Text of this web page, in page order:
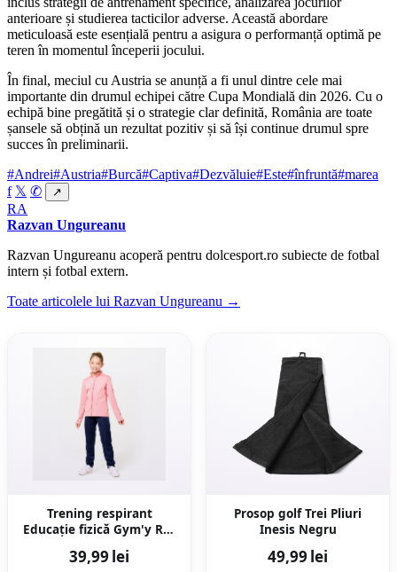
anterioare și studierea tacticilor adverse. Această abordare
meticuloasă este esențială pentru a asigura o performanță optimă pe
teren în momentul începerii jocului.
În final, meciul cu Austria se anunță a fi unul dintre cele mai
importante din drumul echipei către Cupa Mondială din 2026. Cu o
echipă bine pregătită și o strategie clar definită, România are toate
șansele să obțină un rezultat pozitiv și să își continue drumul spre
succes în preliminarii.
#Andrei#Austria#Burcă#Captiva#Dezvăluie#Este#înfruntă#marea
f 𝕏 ✆ ↗
RA
Razvan Ungureanu
Razvan Ungureanu acoperă pentru dolcesport.ro subiecte de fotbal
intern și fotbal extern.
Toate articolele lui Razvan Ungureanu →
Trening respirant
Educație fizică Gym'y Roz
39,99 lei
Prosop golf Trei Pliuri
Inesis Negru
49,99 lei